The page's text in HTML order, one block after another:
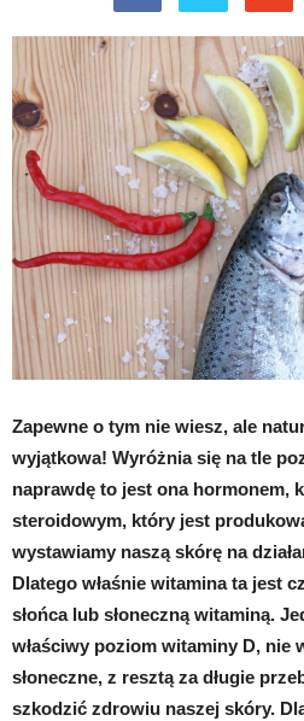
Zapewne o tym nie wiesz, ale
wyjątkowa! Wyróżnia się na tle
naprawdę to jest ona hormonem,
steroidowym, który jest
wystawiamy naszą skórę na
Dlatego właśnie witamina ta jest
słońca lub słoneczną witaminą.
właściwy poziom witaminy D, nie
słoneczne, z resztą za długie
szkodzić zdrowiu naszej skóry.